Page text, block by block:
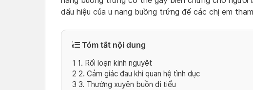
dấu hiệu của u nang buồng trứng để các chị em
Tóm tắt nội dung
1 1. Rối loạn kinh nguyệt
2 2. Cảm giác đau khi quan hệ tình dục
3 3. Thường xuyên buồn đi tiểu